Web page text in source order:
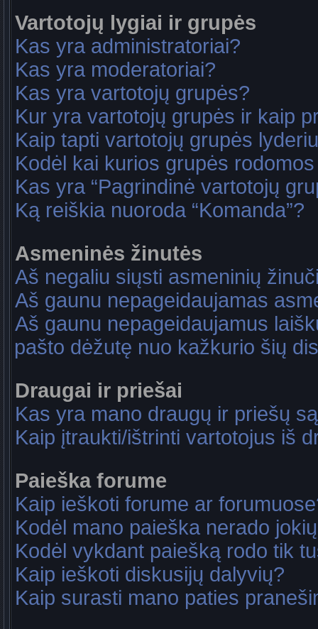
Vartotojų lygiai ir grupės
Kas yra administratoriai?
Kas yra moderatoriai?
Kas yra vartotojų grupės?
Kur yra vartotojų grupės ir kaip
Kaip tapti vartotojų grupės
Kodėl kai kurios grupės
Kas yra “Pagrindinė vartotojų
Ką reiškia nuoroda “Komanda”?
Asmeninės žinutės
Aš negaliu siųsti asmeninių
Aš gaunu nepageidaujamas
Aš gaunu nepageidaujamus
pašto dėžutę nuo kažkurio šių
Draugai ir priešai
Kas yra mano draugų ir priešų
Kaip įtraukti/ištrinti vartotojus iš
Paieška forume
Kaip ieškoti forume ar
Kodėl mano paieška nerado
Kodėl vykdant paiešką rodo tik
Kaip ieškoti diskusijų dalyvių?
Kaip surasti mano paties